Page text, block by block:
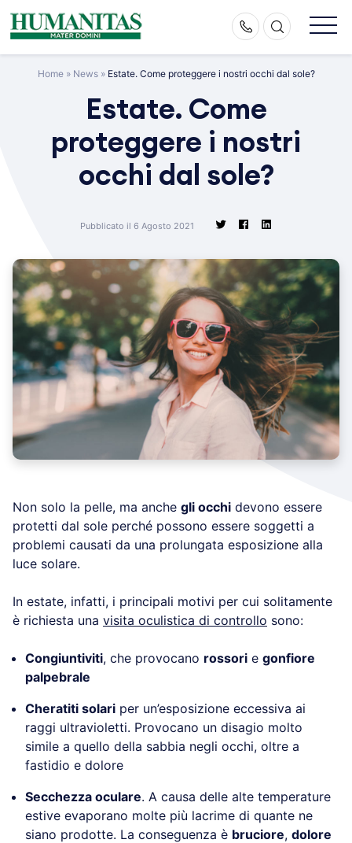
Skip
to
Home» News» Estate. Come proteggere i nostri occhi dal sole?
Estate. Come
proteggere i nostri
occhi dal sole?
Pubblicato il 6 Agosto 2021
Non solo la pelle, ma anche gli occhi devono essere
protetti dal sole perché possono essere soggetti a
problemi causati da una prolungata esposizione alla
luce solare.
In estate, infatti, i principali motivi per cui solitamente
è richiesta una visita oculistica di controllo sono:
Congiuntiviti, che provocano rossori e gonfiore
palpebrale
Cheratiti solari per un’esposizione eccessiva ai
raggi ultravioletti. Provocano un disagio molto
simile a quello della sabbia negli occhi, oltre a
fastidio e dolore
Secchezza oculare. A causa delle alte temperature
estive evaporano molte più lacrime di quante ne
siano prodotte. La conseguenza è bruciore, dolore